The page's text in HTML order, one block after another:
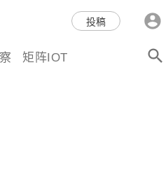
,资讯,动态,洞
人工智能,机器
投稿
矩阵IOT